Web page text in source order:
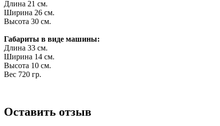
Длина 21 см.
Ширина 26 см.
Высота 30 см.
Габариты в виде машины:
Длина 33 см.
Ширина 14 см.
Высота 10 см.
Вес 720 гр.
Оставить отзыв